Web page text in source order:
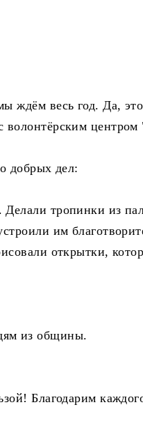
мы ждём весь год. Да,
волонтёрским
добрых дел:
тропинки из
им
открытки,
из общины.
Благодарим